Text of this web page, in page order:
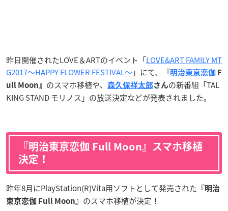
昨日開催されたLOVE＆ARTのイベント「LOVE&ART FAMILY MT
G2017～HAPPY FLOWER FESTIVAL～」にて、 『明治東亰恋伽 F
ull Moon』 のスマホ移植や、 森久保祥太郎さんの新番組「TAL
KING STAND モリノス」の放送決定などが発表されました。
『明治東亰恋伽 Full Moon』スマホ移植
決定！
昨年8月にPlayStation(R)Vita用ソフトとして発売された 『明治
東亰恋伽 Full Moon』 のスマホ移植が決定！